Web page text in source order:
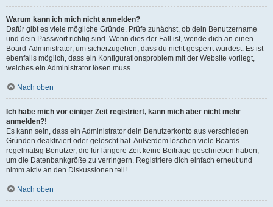
Warum kann ich mich nicht anmelden?
Dafür gibt es viele mögliche Gründe. Prüfe zunächst, ob dein Benutzername
und dein Passwort richtig sind. Wenn dies der Fall ist, wende dich an einen
Board-Administrator, um sicherzugehen, dass du nicht gesperrt wurdest. Es ist
ebenfalls möglich, dass ein Konfigurationsproblem mit der Website vorliegt,
welches ein Administrator lösen muss.
Nach oben
Ich habe mich vor einiger Zeit registriert, kann mich aber nicht mehr
anmelden?!
Es kann sein, dass ein Administrator dein Benutzerkonto aus verschieden
Gründen deaktiviert oder gelöscht hat. Außerdem löschen viele Boards
regelmäßig Benutzer, die für längere Zeit keine Beiträge geschrieben haben,
um die Datenbankgröße zu verringern. Registriere dich einfach erneut und
nimm aktiv an den Diskussionen teil!
Nach oben